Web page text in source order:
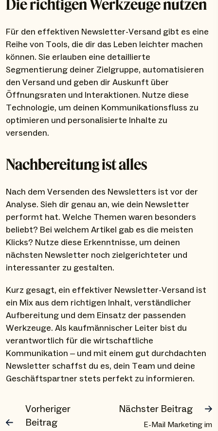
Die richtigen Werkzeuge nutzen
Für den effektiven Newsletter-Versand gibt es eine
Reihe von Tools, die dir das Leben leichter machen
können. Sie erlauben eine detaillierte
Segmentierung deiner Zielgruppe, automatisieren
den Versand und geben dir Auskunft über
Öffnungsraten und Interaktionen. Nutze diese
Technologie, um deinen Kommunikationsfluss zu
optimieren und personalisierte Inhalte zu
versenden.
Nachbereitung ist alles
Nach dem Versenden des Newsletters ist vor der
Analyse. Sieh dir genau an, wie dein Newsletter
performt hat. Welche Themen waren besonders
beliebt? Bei welchem Artikel gab es die meisten
Klicks? Nutze diese Erkenntnisse, um deinen
nächsten Newsletter noch zielgerichteter und
interessanter zu gestalten.
Kurz gesagt, ein effektiver Newsletter-Versand ist
ein Mix aus dem richtigen Inhalt, verständlicher
Aufbereitung und dem Einsatz der passenden
Werkzeuge. Als kaufmännischer Leiter bist du
verantwortlich für die wirtschaftliche
Kommunikation – und mit einem gut durchdachten
Newsletter schaffst du es, dein Team und deine
Geschäftspartner stets perfekt zu informieren.
Vorheriger
Beitrag
Nächster Beitrag
E-Mail Marketing im